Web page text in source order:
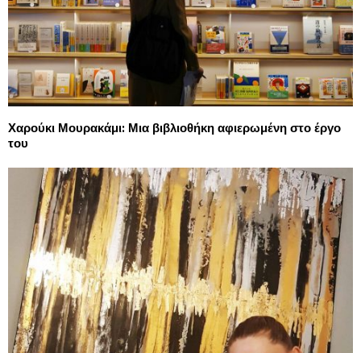
Χαρούκι Μουρακάμι: Μια βιβλιοθήκη αφιερωμένη στο έργο
του